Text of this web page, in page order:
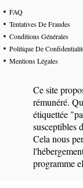
FAQ
Tentatives De Fraudes
Conditions Générales
Politique De
Mentions Légales
Ce site
rémunéré.
étiquettée
susceptibles
Cela nous
programme